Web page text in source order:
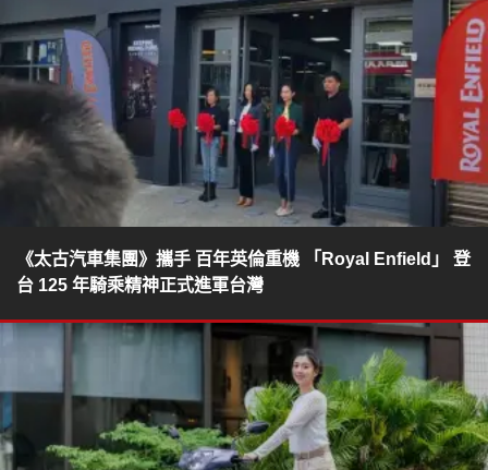
《太古汽車集團》攜手 百年英倫重機 「Royal Enfield」 登
台 125 年騎乘精神正式進軍台灣